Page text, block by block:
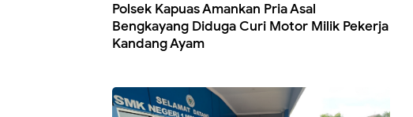
Polsek Kapuas Amankan Pria Asal
Bengkayang Diduga Curi Motor Milik Pekerja
Kandang Ayam